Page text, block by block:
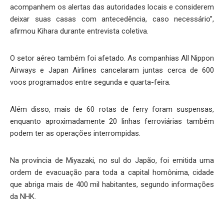
acompanhem os alertas das autoridades locais e considerem
deixar suas casas com antecedência, caso necessário”,
afirmou Kihara durante entrevista coletiva.
O setor aéreo também foi afetado. As companhias All Nippon
Airways e Japan Airlines cancelaram juntas cerca de 600
voos programados entre segunda e quarta-feira.
Além disso, mais de 60 rotas de ferry foram suspensas,
enquanto aproximadamente 20 linhas ferroviárias também
podem ter as operações interrompidas.
Na província de Miyazaki, no sul do Japão, foi emitida uma
ordem de evacuação para toda a capital homônima, cidade
que abriga mais de 400 mil habitantes, segundo informações
da NHK.